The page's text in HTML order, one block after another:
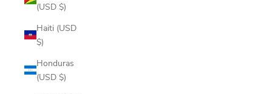
(USD $)
Haiti (USD
$)
Honduras
(USD $)